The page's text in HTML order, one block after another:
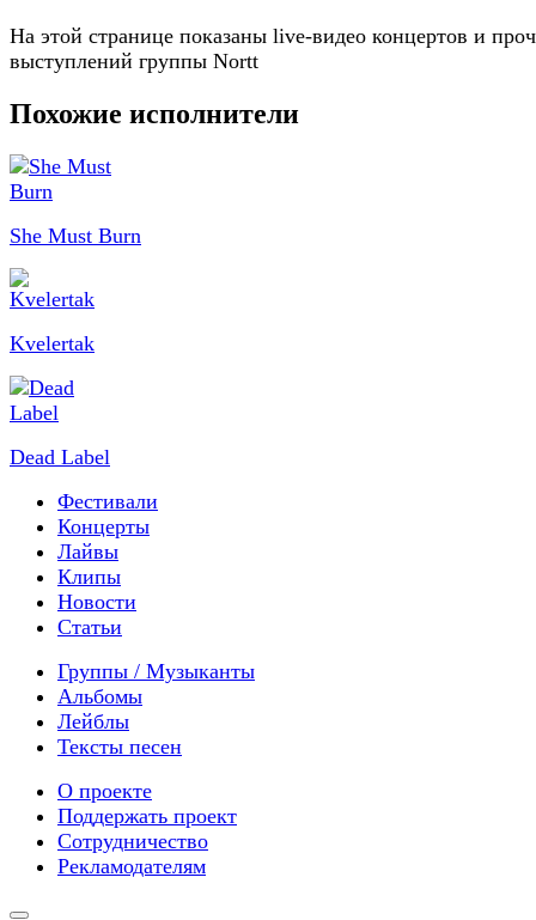
На этой странице показаны live-видео концертов и
выступлений группы Nortt
Похожие исполнители
She Must Burn
Kvelertak
Dead Label
Фестивали
Концерты
Лайвы
Клипы
Новости
Статьи
Группы / Музыканты
Альбомы
Лейблы
Тексты песен
О проекте
Поддержать проект
Сотрудничество
Рекламодателям